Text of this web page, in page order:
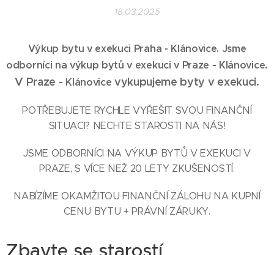
18.03.2025
Výkup bytu v exekuci Praha - Klánovice. Jsme
odborníci na výkup bytů v exekuci v Praze - Klánovice.
V Praze - Klánovice vykupujeme byty v exekuci.
POTŘEBUJETE RYCHLE VYŘEŠIT SVOU FINANČNÍ
SITUACI? NECHTE STAROSTI NA NÁS!
JSME ODBORNÍCI NA VÝKUP BYTŮ V EXEKUCI V
PRAZE, S VÍCE NEŽ 20 LETY ZKUŠENOSTÍ.
NABÍZÍME OKAMŽITOU FINANČNÍ ZÁLOHU NA KUPNÍ
CENU BYTU + PRÁVNÍ ZÁRUKY.
Zbavte se starostí